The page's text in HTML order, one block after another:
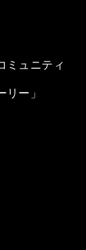
ミュニティ
リー」